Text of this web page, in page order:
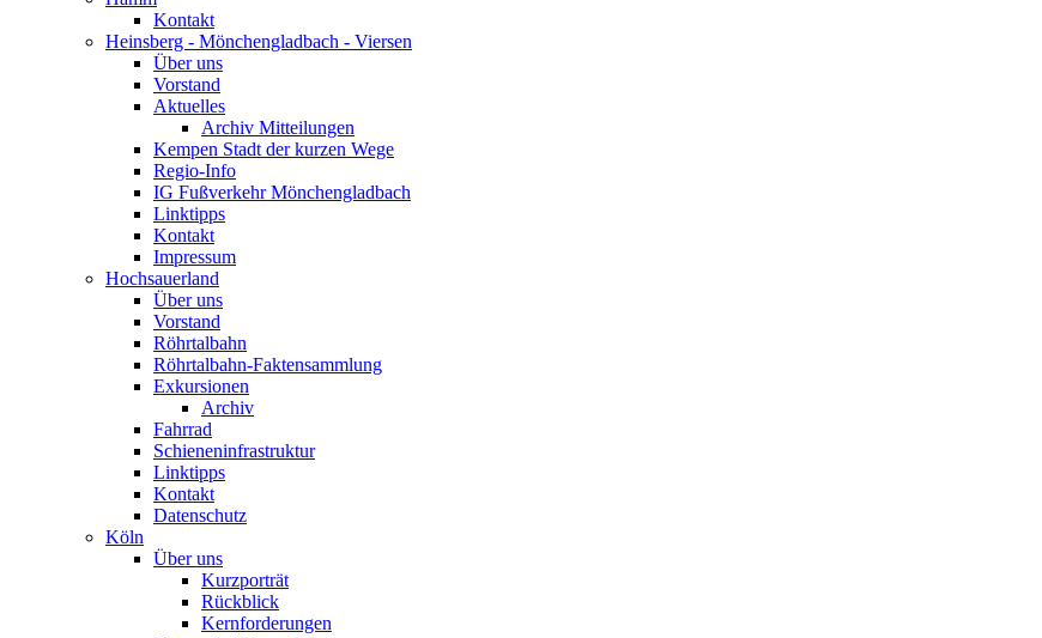
Kontakt
Heinsberg - Mönchengladbach - Viersen
Über uns
Vorstand
Aktuelles
Archiv Mitteilungen
Kempen Stadt der kurzen Wege
Regio-Info
IG Fußverkehr Mönchengladbach
Linktipps
Kontakt
Impressum
Hochsauerland
Über uns
Vorstand
Röhrtalbahn
Röhrtalbahn-Faktensammlung
Exkursionen
Archiv
Fahrrad
Schieneninfrastruktur
Linktipps
Kontakt
Datenschutz
Köln
Über uns
Kurzporträt
Rückblick
Kernforderungen